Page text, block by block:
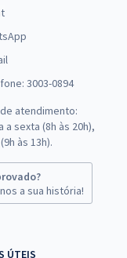
3003-0894
atendimento:
a sexta (8h às 20h),
às 13h).
a sua história!
ÚTEIS